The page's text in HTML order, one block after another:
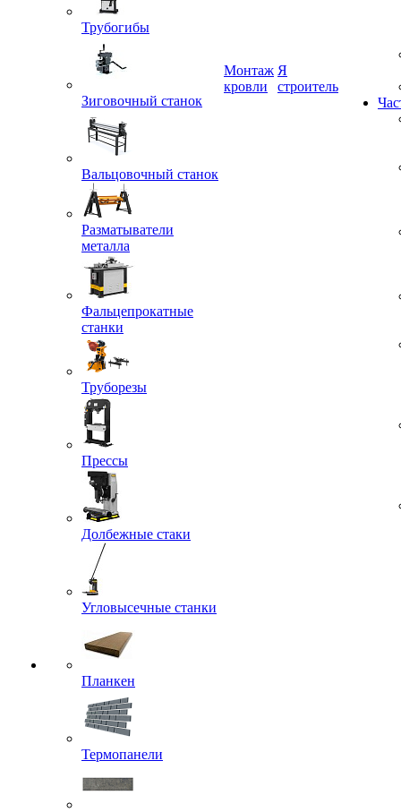
Трубогибы
Зиговочный станок
Вальцовочный станок
Разматыватели
металла
Фальцепрокатные
станки
Труборезы
Прессы
Долбежные стаки
Угловысечные станки
Планкен
Термопанели
Монтаж
Я